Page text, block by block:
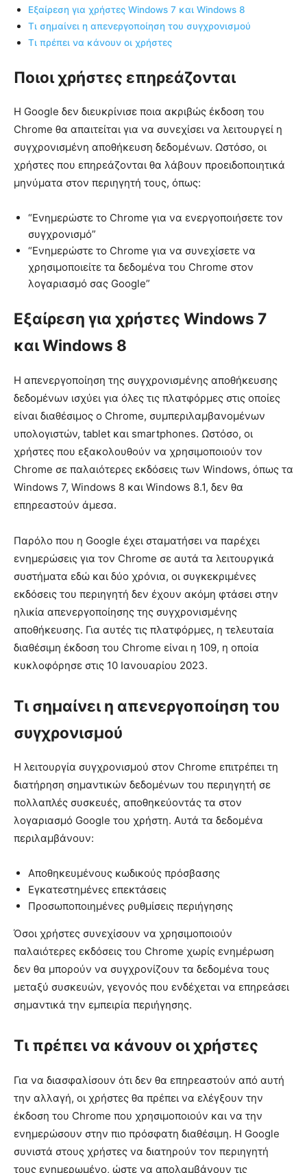
Εξαίρεση για χρήστες Windows 7 και Windows 8
Τι σημαίνει η απενεργοποίηση του συγχρονισμού
Τι πρέπει να κάνουν οι χρήστες
Ποιοι χρήστες επηρεάζονται
Η Google δεν διευκρίνισε ποια ακριβώς έκδοση του
Chrome θα απαιτείται για να συνεχίσει να λειτουργεί η
συγχρονισμένη αποθήκευση δεδομένων. Ωστόσο, οι
χρήστες που επηρεάζονται θα λάβουν προειδοποιητικά
μηνύματα στον περιηγητή τους, όπως:
“Ενημερώστε το Chrome για να ενεργοποιήσετε τον
συγχρονισμό”
“Ενημερώστε το Chrome για να συνεχίσετε να
χρησιμοποιείτε τα δεδομένα του Chrome στον
λογαριασμό σας Google”
Εξαίρεση για χρήστες Windows 7
και Windows 8
Η απενεργοποίηση της συγχρονισμένης αποθήκευσης
δεδομένων ισχύει για όλες τις πλατφόρμες στις οποίες
είναι διαθέσιμος ο Chrome, συμπεριλαμβανομένων
υπολογιστών, tablet και smartphones. Ωστόσο, οι
χρήστες που εξακολουθούν να χρησιμοποιούν τον
Chrome σε παλαιότερες εκδόσεις των Windows, όπως τα
Windows 7, Windows 8 και Windows 8.1, δεν θα
επηρεαστούν άμεσα.
Παρόλο που η Google έχει σταματήσει να παρέχει
ενημερώσεις για τον Chrome σε αυτά τα λειτουργικά
συστήματα εδώ και δύο χρόνια, οι συγκεκριμένες
εκδόσεις του περιηγητή δεν έχουν ακόμη φτάσει στην
ηλικία απενεργοποίησης της συγχρονισμένης
αποθήκευσης. Για αυτές τις πλατφόρμες, η τελευταία
διαθέσιμη έκδοση του Chrome είναι η 109, η οποία
κυκλοφόρησε στις 10 Ιανουαρίου 2023.
Τι σημαίνει η απενεργοποίηση του
συγχρονισμού
Η λειτουργία συγχρονισμού στον Chrome επιτρέπει τη
διατήρηση σημαντικών δεδομένων του περιηγητή σε
πολλαπλές συσκευές, αποθηκεύοντάς τα στον
λογαριασμό Google του χρήστη. Αυτά τα δεδομένα
περιλαμβάνουν:
Αποθηκευμένους κωδικούς πρόσβασης
Εγκατεστημένες επεκτάσεις
Προσωποποιημένες ρυθμίσεις περιήγησης
Όσοι χρήστες συνεχίσουν να χρησιμοποιούν
παλαιότερες εκδόσεις του Chrome χωρίς ενημέρωση
δεν θα μπορούν να συγχρονίζουν τα δεδομένα τους
μεταξύ συσκευών, γεγονός που ενδέχεται να επηρεάσει
σημαντικά την εμπειρία περιήγησης.
Τι πρέπει να κάνουν οι χρήστες
Για να διασφαλίσουν ότι δεν θα επηρεαστούν από αυτή
την αλλαγή, οι χρήστες θα πρέπει να ελέγξουν την
έκδοση του Chrome που χρησιμοποιούν και να την
ενημερώσουν στην πιο πρόσφατη διαθέσιμη. Η Google
συνιστά στους χρήστες να διατηρούν τον περιηγητή
τους ενημερωμένο, ώστε να απολαμβάνουν τις